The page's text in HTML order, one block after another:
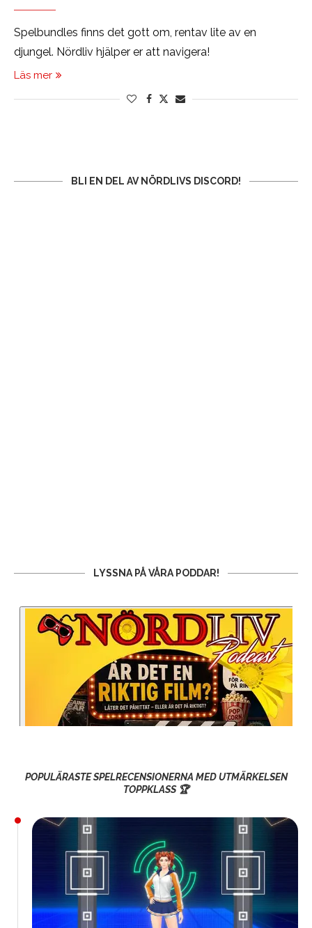
Spelbundles finns det gott om, rentav lite av en
djungel. Nördliv hjälper er att navigera!
Läs mer
BLI EN DEL AV NÖRDLIVS DISCORD!
LYSSNA PÅ VÅRA PODDAR!
POPULÄRASTE SPELRECENSIONERNA MED UTMÄRKELSEN
TOPPKLASS 🏆